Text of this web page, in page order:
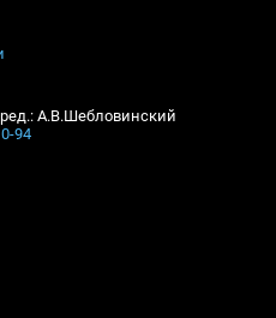
А.В.Шебловинский
94